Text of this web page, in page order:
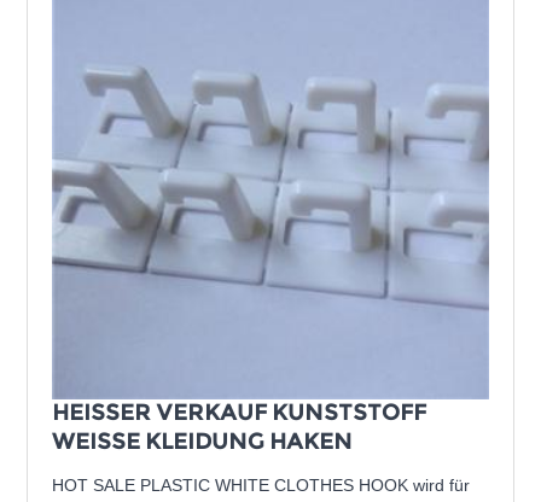
HEISSER VERKAUF KUNSTSTOFF
WEISSE KLEIDUNG HAKEN
HOT SALE PLASTIC WHITE CLOTHES HOOK wird für